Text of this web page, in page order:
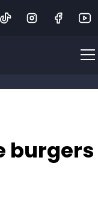
burgers